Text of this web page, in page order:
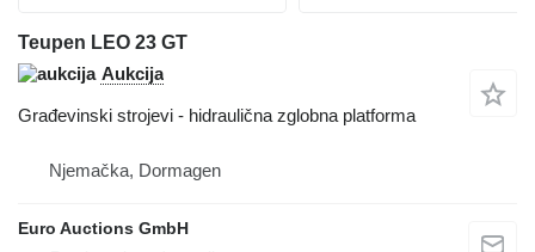
Teupen LEO 23 GT
Aukcija
Građevinski strojevi - hidraulična zglobna platforma
Njemačka, Dormagen
Euro Auctions GmbH